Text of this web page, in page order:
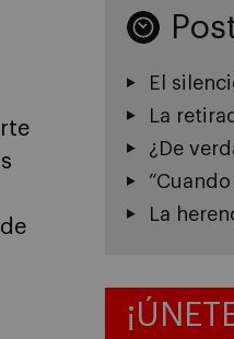
El
La
¿De
La